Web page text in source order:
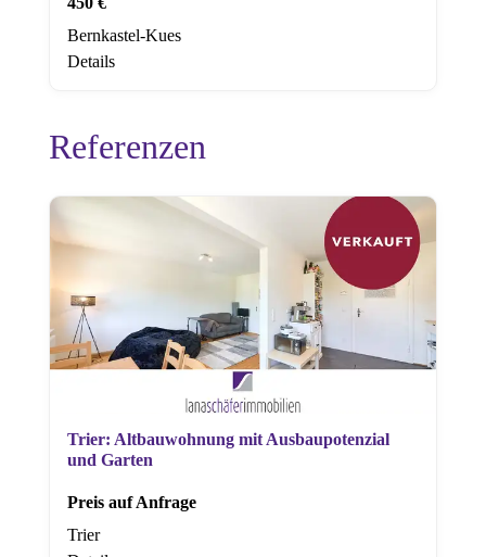
Bernkastel-Kues
Details
Referenzen
Trier: Altbauwohnung mit Ausbaupotenzial
und Garten
Preis auf Anfrage
Trier